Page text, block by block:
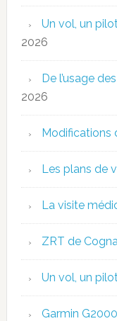
Un vol, un
2026
De l’usage
2026
Modifications
Les plans de
La visite
ZRT de
Un vol, un
Garmin